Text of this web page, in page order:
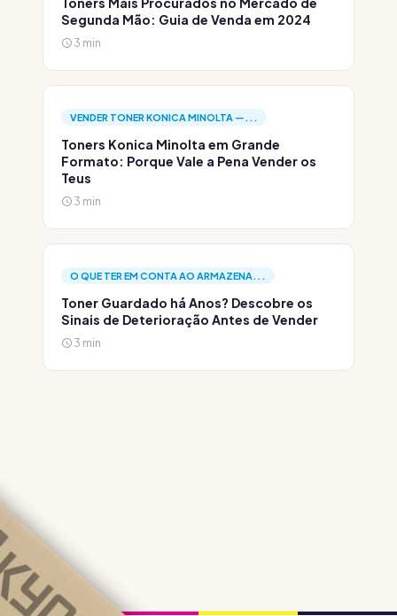
Segunda Mão: Guia de Venda em 2024
3 min
VENDER TONER KONICA MINOLTA —...
Toners Konica Minolta em Grande
Formato: Porque Vale a Pena Vender os
Teus
3 min
O QUE TER EM CONTA AO ARMAZENA...
Toner Guardado há Anos? Descobre os
Sinais de Deterioração Antes de Vender
3 min